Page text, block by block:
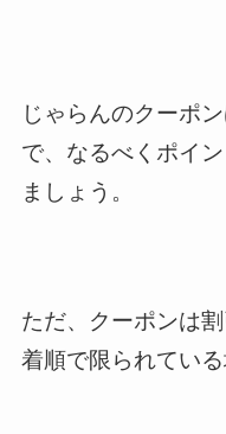
じゃらんのクーポ
で、なるべくポイ
ましょう。
ただ、クーポンは
着順で限られている